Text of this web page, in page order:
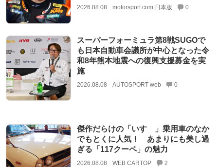
2026.08.08 motorsport.com 日本版 0
スーパーフォーミュラ第8戦SUGOで
も日本自動車会議所が中心となった令
和8年熊本地震への復興支援募金を実
施
2026.08.08 AUTOSPORT web 0
傑作だらけの「いすゞ」乗用車のなか
でもとくに人気！ あまりにも美し過
ぎる「117クーペ」の魅力
2026.08.08 WEB CARTOP 2